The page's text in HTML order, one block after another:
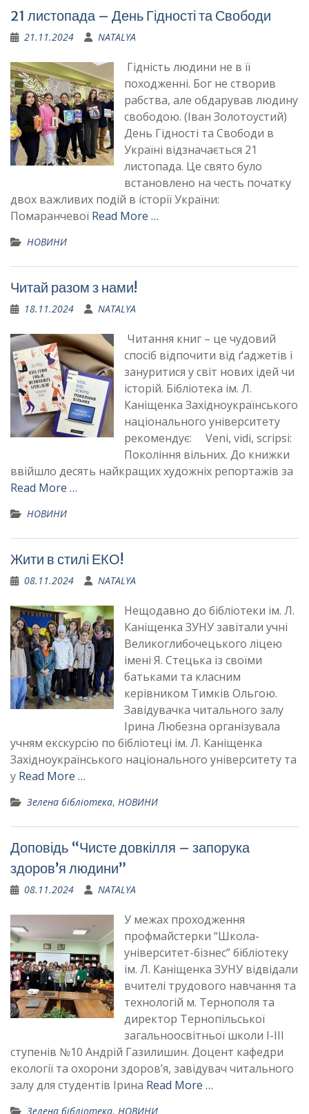
21 листопада – День Гідності та Свободи
21.11.2024 NATALYA
Гідність людини не в її
походженні. Бог не створив
рабства, але обдарував людину
свободою. (Іван Золотоустий)
День Гідності та Свободи в
Україні відзначається 21
листопада. Це свято було
встановлено на честь початку
двох важливих подій в історії України:
Помаранчевої Read More …
НОВИНИ
Читай разом з нами!
18.11.2024 NATALYA
Читання книг – це чудовий
спосіб відпочити від ґаджетів і
зануритися у світ нових ідей чи
історій. Бібліотека ім. Л.
Каніщенка Західноукраїнського
національного університету
рекомендує: Veni, vidi, scripsi:
Покоління вільних. До книжки
ввійшло десять найкращих художніх репортажів за
Read More …
НОВИНИ
Жити в стилі ЕКО!
08.11.2024 NATALYA
Нещодавно до бібліотеки ім. Л.
Каніщенка ЗУНУ завітали учні
Великоглибочецького ліцею
імені Я. Стецька із своїми
батьками та класним
керівником Тимків Ольгою.
Завідувачка читального залу
Ірина Любезна організувала
учням екскурсію по бібліотеці ім. Л. Каніщенка
Західноукраїнського національного університету та
у Read More …
Зелена бібліотека, НОВИНИ
Доповідь “Чисте довкілля – запорука
здоров’я людини”
08.11.2024 NATALYA
У межах проходження
профмайстерки “Школа-
університет-бізнес” бібліотеку
ім. Л. Каніщенка ЗУНУ відвідали
вчителі трудового навчання та
технологій м. Тернополя та
директор Тернопільської
загальноосвітньої школи І-ІІІ
ступенів №10 Андрій Газилишин. Доцент кафедри
екології та охорони здоровʼя, завідувач читального
залу для студентів Ірина Read More …
Зелена бібліотека, НОВИНИ